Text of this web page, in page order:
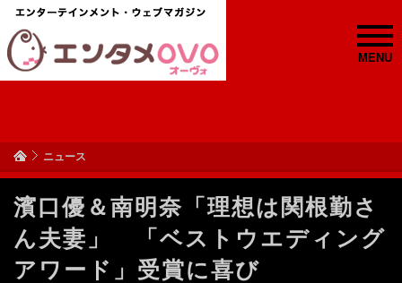
MENU
ニュース
濱口優＆南明奈「理想は関根勤さ
ん夫妻」 「ベストウエディング
アワード」受賞に喜び